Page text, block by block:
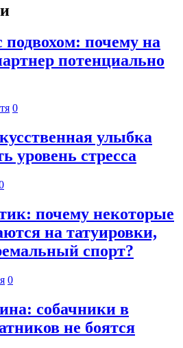
почему на
потенциально
0
улыбка
уровень стресса
почему некоторые
на татуировки,
спорт?
0
собачники в
не боятся